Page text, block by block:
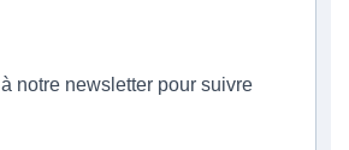
notre newsletter pour suivre